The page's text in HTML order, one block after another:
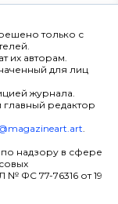
только с
их авторам.
для лиц
журнала.
главный редактор
.
надзору в сфере
ФС 77-76316 от 19